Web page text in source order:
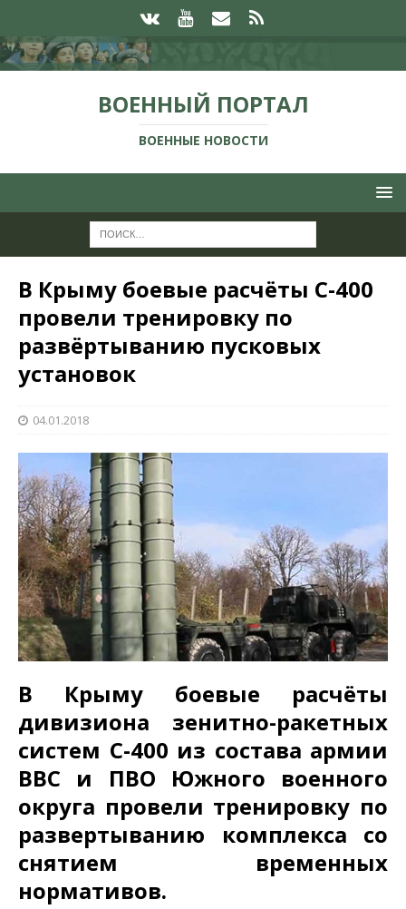
ВОЕННЫЙ ПОРТАЛ
ВОЕННЫЕ НОВОСТИ
В Крыму боевые расчёты С-400
провели тренировку по
развёртыванию пусковых
установок
04.01.2018
В Крыму боевые расчёты
дивизиона зенитно-ракетных
систем С-400 из состава армии
ВВС и ПВО Южного военного
округа провели тренировку по
развертыванию комплекса со
снятием временных
нормативов.